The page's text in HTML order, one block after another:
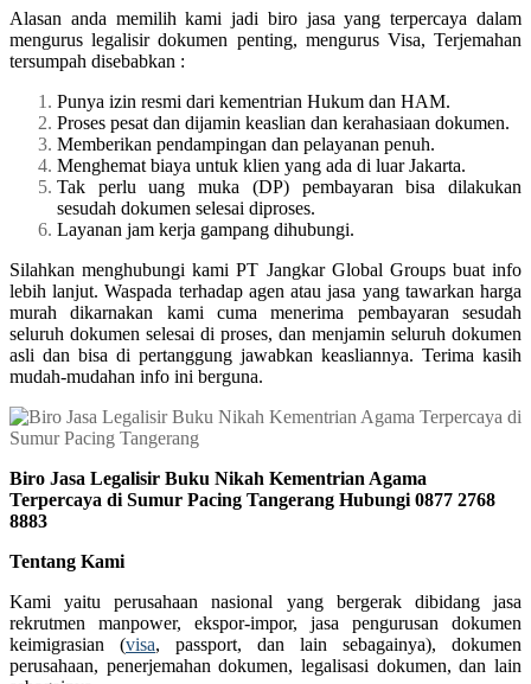
Alasan anda memilih kami jadi biro jasa yang terpercaya dalam
mengurus legalisir dokumen penting, mengurus Visa, Terjemahan
tersumpah disebabkan :
Punya izin resmi dari kementrian Hukum dan HAM.
Proses pesat dan dijamin keaslian dan kerahasiaan dokumen.
Memberikan pendampingan dan pelayanan penuh.
Menghemat biaya untuk klien yang ada di luar Jakarta.
Tak perlu uang muka (DP) pembayaran bisa dilakukan
sesudah dokumen selesai diproses.
Layanan jam kerja gampang dihubungi.
Silahkan menghubungi kami PT Jangkar Global Groups buat info
lebih lanjut. Waspada terhadap agen atau jasa yang tawarkan harga
murah dikarnakan kami cuma menerima pembayaran sesudah
seluruh dokumen selesai di proses, dan menjamin seluruh dokumen
asli dan bisa di pertanggung jawabkan keasliannya. Terima kasih
mudah-mudahan info ini berguna.
Biro Jasa Legalisir Buku Nikah Kementrian Agama
Terpercaya di Sumur Pacing Tangerang Hubungi 0877 2768
8883
Tentang Kami
Kami yaitu perusahaan nasional yang bergerak dibidang jasa
rekrutmen manpower, ekspor-impor, jasa pengurusan dokumen
keimigrasian (visa, passport, dan lain sebagainya), dokumen
perusahaan, penerjemahan dokumen, legalisasi dokumen, dan lain